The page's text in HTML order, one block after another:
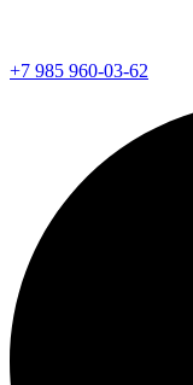
+7 985 960-03-62